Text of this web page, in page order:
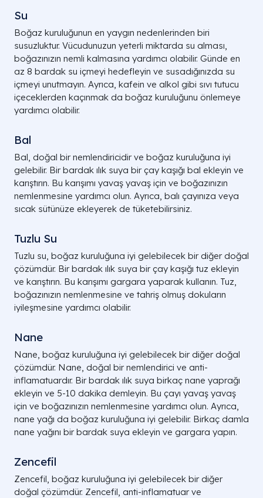
Su
Boğaz kuruluğunun en yaygın nedenlerinden biri
susuzluktur. Vücudunuzun yeterli miktarda su alması,
boğazınızın nemli kalmasına yardımcı olabilir. Günde en
az 8 bardak su içmeyi hedefleyin ve susadığınızda su
içmeyi unutmayın. Ayrıca, kafein ve alkol gibi sıvı tutucu
içeceklerden kaçınmak da boğaz kuruluğunu önlemeye
yardımcı olabilir.
Bal
Bal, doğal bir nemlendiricidir ve boğaz kuruluğuna iyi
gelebilir. Bir bardak ılık suya bir çay kaşığı bal ekleyin ve
karıştırın. Bu karışımı yavaş yavaş için ve boğazınızın
nemlenmesine yardımcı olun. Ayrıca, balı çayınıza veya
sıcak sütünüze ekleyerek de tüketebilirsiniz.
Tuzlu Su
Tuzlu su, boğaz kuruluğuna iyi gelebilecek bir diğer doğal
çözümdür. Bir bardak ılık suya bir çay kaşığı tuz ekleyin
ve karıştırın. Bu karışımı gargara yaparak kullanın. Tuz,
boğazınızın nemlenmesine ve tahriş olmuş dokuların
iyileşmesine yardımcı olabilir.
Nane
Nane, boğaz kuruluğuna iyi gelebilecek bir diğer doğal
çözümdür. Nane, doğal bir nemlendirici ve anti-
inflamatuardır. Bir bardak ılık suya birkaç nane yaprağı
ekleyin ve 5-10 dakika demleyin. Bu çayı yavaş yavaş
için ve boğazınızın nemlenmesine yardımcı olun. Ayrıca,
nane yağı da boğaz kuruluğuna iyi gelebilir. Birkaç damla
nane yağını bir bardak suya ekleyin ve gargara yapın.
Zencefil
Zencefil, boğaz kuruluğuna iyi gelebilecek bir diğer
doğal çözümdür. Zencefil, anti-inflamatuar ve